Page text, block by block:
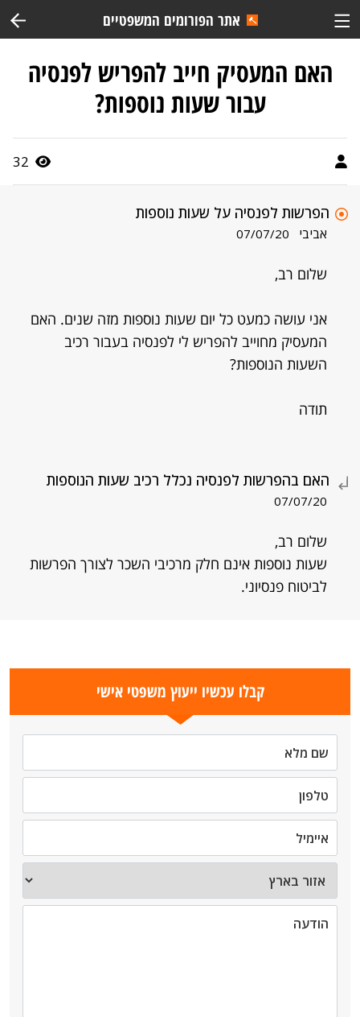
אתר הפורומים המשפטיים
האם המעסיק חייב להפריש לפנסיה
עבור שעות נוספות?
32
הפרשות לפנסיה על שעות נוספות
אביבי 07/07/20
שלום רב,
אני עושה כמעט כל יום שעות נוספות מזה שנים. האם
המעסיק מחוייב להפריש לי לפנסיה בעבור רכיב
השעות הנוספות?
תודה
האם בהפרשות לפנסיה נכלל רכיב שעות הנוספות
07/07/20
שלום רב,
שעות נוספות אינם חלק מרכיבי השכר לצורך הפרשות
לביטוח פנסיוני.
קבלו עכשיו ייעוץ משפטי אישי